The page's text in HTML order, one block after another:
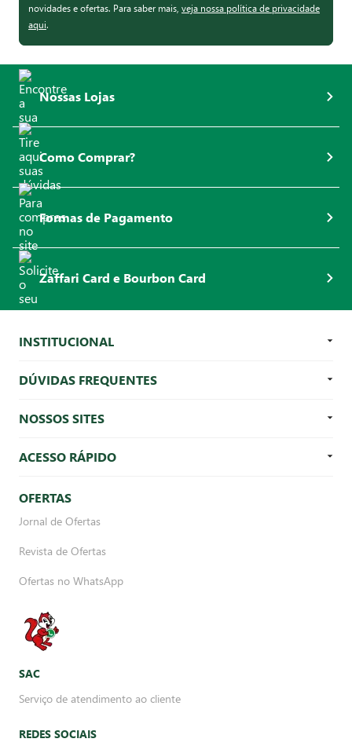
novidades e ofertas. Para saber mais, veja nossa política de privacidade
aqui.
Nossas Lojas
Como Comprar?
Formas de Pagamento
Zaffari Card e Bourbon Card
INSTITUCIONAL
DÚVIDAS FREQUENTES
NOSSOS SITES
ACESSO RÁPIDO
OFERTAS
Jornal de Ofertas
Revista de Ofertas
Ofertas no WhatsApp
SAC
Serviço de atendimento ao cliente
REDES SOCIAIS